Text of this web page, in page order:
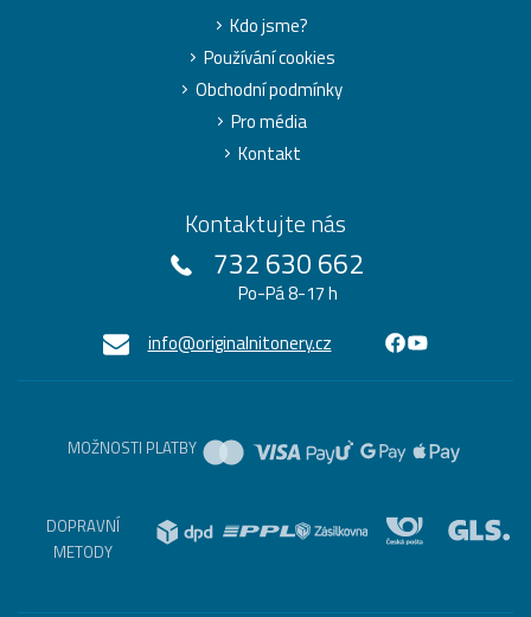
Kdo jsme?
Používání cookies
Obchodní podmínky
Pro média
Kontakt
Kontaktujte nás
732 630 662
Po-Pá 8-17 h
info@originalnitonery.cz
MOŽNOSTI PLATBY
DOPRAVNÍ
METODY